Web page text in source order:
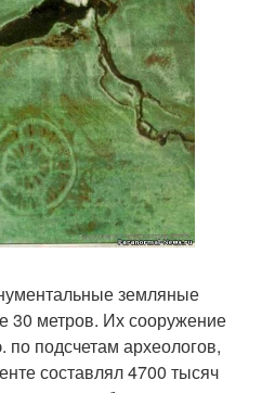
земляные
30 метров. Их сооружение
по подсчетам археологов,
составлял 4700 тысяч